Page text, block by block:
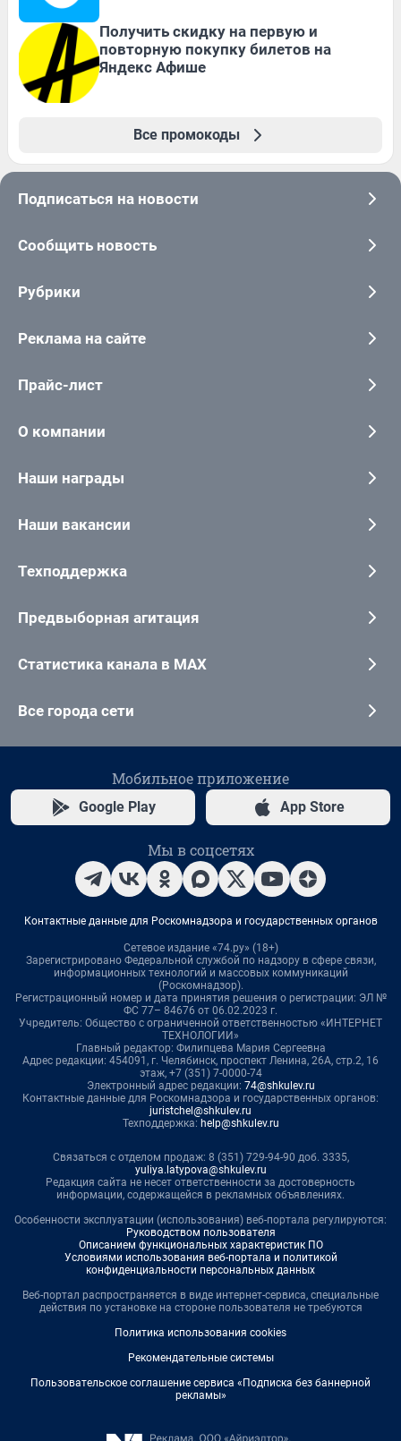
Получить скидку на первую и
повторную покупку билетов на
Яндекс Афише
Все промокоды
Подписаться на новости
Сообщить новость
Рубрики
Реклама на сайте
Прайс-лист
О компании
Наши награды
Наши вакансии
Техподдержка
Предвыборная агитация
Статистика канала в MAX
Все города сети
Мобильное приложение
Google Play App Store
Мы в соцсетях
Контактные данные для Роскомнадзора и государственных органов
Сетевое издание «74.ру» (18+)
Зарегистрировано Федеральной службой по надзору в сфере связи,
информационных технологий и массовых коммуникаций
(Роскомнадзор).
Регистрационный номер и дата принятия решения о регистрации: ЭЛ №
ФС 77– 84676 от 06.02.2023 г.
Учредитель: Общество с ограниченной ответственностью «ИНТЕРНЕТ
ТЕХНОЛОГИИ»
Главный редактор: Филипцева Мария Сергеевна
Адрес редакции: 454091, г. Челябинск, проспект Ленина, 26А, стр.2, 16
этаж, +7 (351) 7-0000-74
Электронный адрес редакции: 74@shkulev.ru
Контактные данные для Роскомнадзора и государственных органов:
juristchel@shkulev.ru
Техподдержка: help@shkulev.ru
Связаться с отделом продаж: 8 (351) 729-94-90 доб. 3335,
yuliya.latypova@shkulev.ru
Редакция сайта не несет ответственности за достоверность
информации, содержащейся в рекламных объявлениях.
Особенности эксплуатации (использования) веб-портала регулируются:
Руководством пользователя
Описанием функциональных характеристик ПО
Условиями использования веб-портала и политикой
конфиденциальности персональных данных
Веб-портал распространяется в виде интернет-сервиса, специальные
действия по установке на стороне пользователя не требуются
Политика использования cookies
Рекомендательные системы
Пользовательское соглашение сервиса «Подписка без баннерной
рекламы»